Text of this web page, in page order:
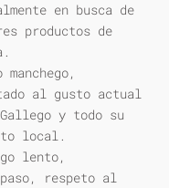
en busca de
productos de
al gusto actual
y todo su
local.
lento,
respeto al